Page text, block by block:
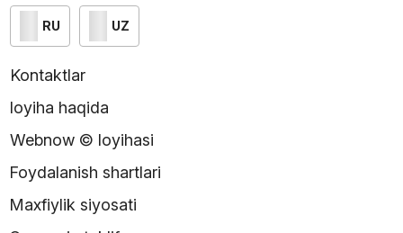
RU UZ
Kontaktlar
loyiha haqida
Webnow © loyihasi
Foydalanish shartlari
Maxfiylik siyosati